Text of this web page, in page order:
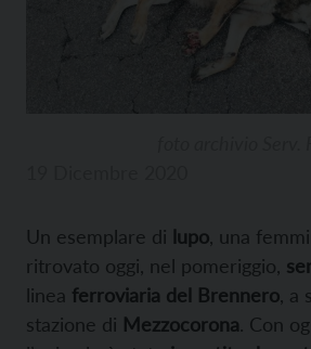
Un esemplare di lupo , una
ritrovato oggi, nel pomeriggio,
linea ferroviaria del Brennero ,
stazione di Mezzocorona. Con